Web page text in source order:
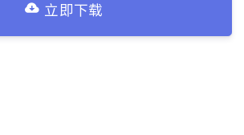
立即下载